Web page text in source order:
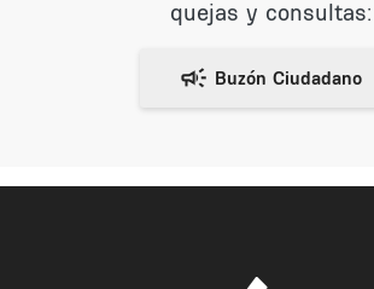
quejas y consultas: